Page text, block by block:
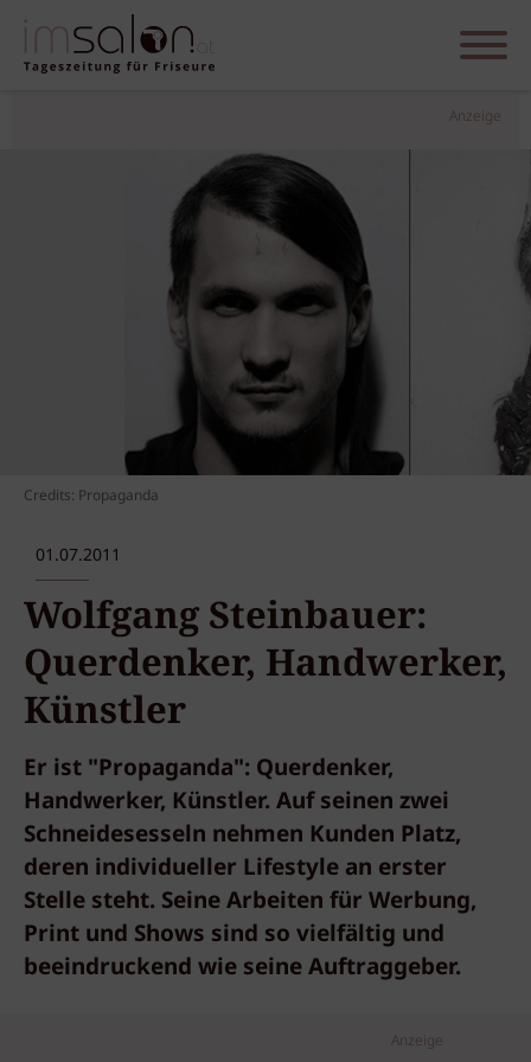
Anzeige
Credits: Propaganda
01.07.2011
Wolfgang Steinbauer:
Querdenker, Handwerker,
Künstler
Er ist "Propaganda": Querdenker,
Handwerker, Künstler. Auf seinen zwei
Schneidesesseln nehmen Kunden Platz,
deren individueller Lifestyle an erster
Stelle steht. Seine Arbeiten für Werbung,
Print und Shows sind so vielfältig und
beeindruckend wie seine Auftraggeber.
Anzeige